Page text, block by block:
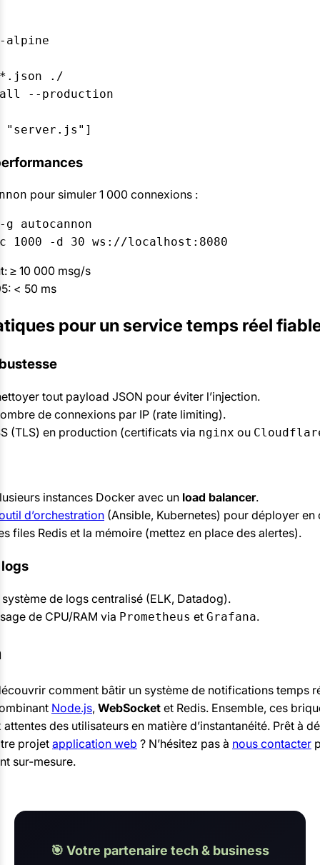
alpine
./
--production
"server.js"]
pour simuler 1 000 connexions :
autocannon
c 1000 -d 30 ws://localhost:8080
≥ 10 000 msg/s
< 50 ms
pour un service temps réel
tout payload JSON pour éviter l’injection.
de connexions par IP (rate limiting).
(TLS) en production (certificats via nginx ou
instances Docker avec un load balancer.
d’orchestration (Ansible, Kubernetes) pour déployer en
files Redis et la mémoire (mettez en place des alertes).
de logs centralisé (ELK, Datadog).
de CPU/RAM via Prometheus et Grafana.
comment bâtir un système de notifications temps
Node.js, WebSocket et Redis. Ensemble, ces
des utilisateurs en matière d’instantanéité. Prêt à
projetapplication web ? N’hésitez pas à nous contacter
sur-mesure.
🎯 Votre partenaire tech & business